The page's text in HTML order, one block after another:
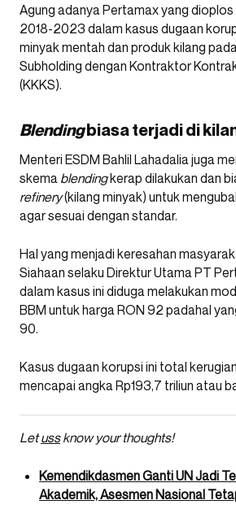
Agung adanya Pertamax yang
2018-2023 dalam kasus dugaan
minyak mentah dan produk kilang
Subholding dengan Kontraktor
(KKKS).
Blendingbiasa terjadi di
Menteri ESDM Bahlil Lahadalia juga
skema blendingkerap dilakukan dan
refinery(kilang minyak) untuk
agar sesuai dengan standar.
Hal yang menjadi keresahan
Siahaan selaku Direktur Utama PT
dalam kasus ini diduga melakukan
BBM untuk harga RON 92 padahal
90.
Kasus dugaan korupsi ini total
mencapai angka Rp193,7 triliun atau
Letussknow your thoughts!
Kemendikdasmen Ganti UN Jadi
Akademik, Asesmen Nasional